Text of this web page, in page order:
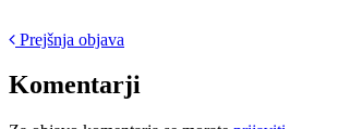
Post
navigation
Prejšnja objava
Komentarji